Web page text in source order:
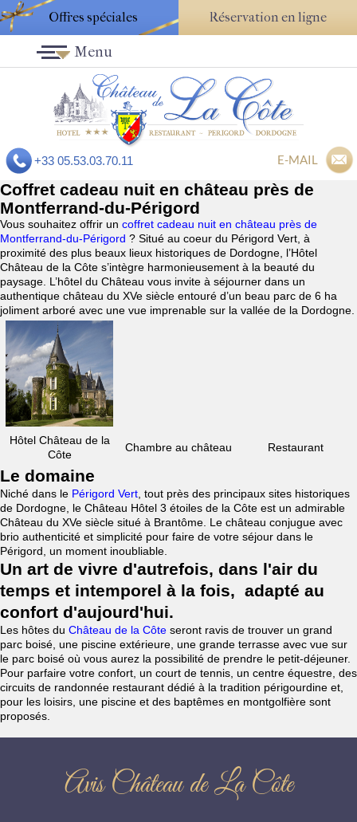
Offres spéciales Réservation en ligne
+33 05.53.03.70.11 E-MAIL
Menu
Coffret cadeau nuit en château près de
Montferrand-du-Périgord
Vous souhaitez offrir un coffret cadeau nuit en château près de
Montferrand-du-Périgord ? Situé au coeur du Périgord Vert, à
proximité des plus beaux lieux historiques de Dordogne, l’Hôtel
Château de la Côte s’intègre harmonieusement à la beauté du
paysage. L’hôtel du Château vous invite à séjourner dans un
authentique château du XVe siècle entouré d’un beau parc de 6 ha
joliment arboré avec une vue imprenable sur la vallée de la Dordogne.
Hôtel Château de la
Côte
Chambre au château Restaurant
Le domaine
Niché dans le Périgord Vert , tout près des principaux sites historiques
de Dordogne, le Château Hôtel 3 étoiles de la Côte est un admirable
Château du XVe siècle situé à Brantôme. Le château conjugue avec
brio authenticité et simplicité pour faire de votre séjour dans le
Périgord, un moment inoubliable.
Un art de vivre d'autrefois, dans l'air du
temps et intemporel à la fois, adapté au
confort d'aujourd'hui.
Les hôtes du Château de la Côte seront ravis de trouver un grand
parc boisé, une piscine extérieure, une grande terrasse avec vue sur
le parc boisé où vous aurez la possibilité de prendre le petit-déjeuner.
Pour parfaire votre confort, un court de tennis, un centre équestre, des
circuits de randonnée restaurant dédié à la tradition périgourdine et,
pour les loisirs, une piscine et des baptêmes en montgolfière sont
proposés.
Avis Château de La Côte